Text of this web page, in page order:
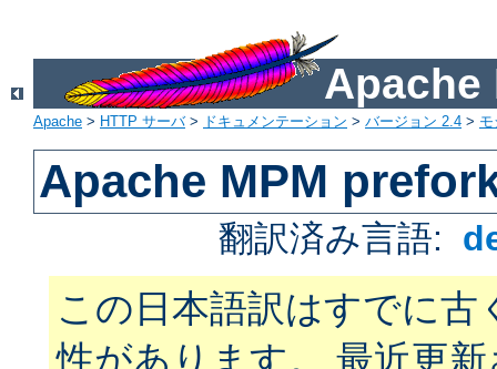
Apache
Apache > HTTP サーバ> ドキュメンテーション > バージョン 2.4 >
Apache MPM
翻訳済み言語:
この日本語訳はすでに古
性があります。 最近更